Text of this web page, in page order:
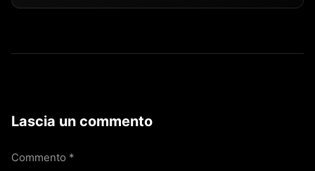
Lascia un commento
Commento *